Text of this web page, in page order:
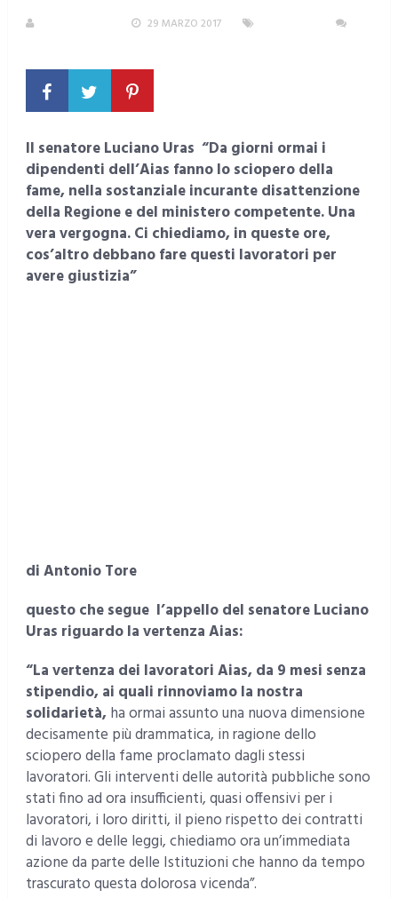
29 MARZO 2017
Il senatore Luciano Uras “Da giorni ormai i
dipendenti dell’Aias fanno lo sciopero della
fame, nella sostanziale incurante disattenzione
della Regione e del ministero competente. Una
vera vergogna. Ci chiediamo, in queste ore,
cos’altro debbano fare questi lavoratori per
avere giustizia”
di Antonio Tore
questo che segue l’appello del senatore Luciano
Uras riguardo la vertenza Aias:
“La vertenza dei lavoratori Aias, da 9 mesi senza
stipendio, ai quali rinnoviamo la nostra
solidarietà, ha ormai assunto una nuova dimensione
decisamente più drammatica, in ragione dello
sciopero della fame proclamato dagli stessi
lavoratori. Gli interventi delle autorità pubbliche sono
stati fino ad ora insufficienti, quasi offensivi per i
lavoratori, i loro diritti, il pieno rispetto dei contratti
di lavoro e delle leggi, chiediamo ora un’immediata
azione da parte delle Istituzioni che hanno da tempo
trascurato questa dolorosa vicenda”.